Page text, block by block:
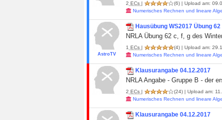
2 ECs | (6) | Upload am:
Numerisches Rechnen und lineare
AstroTV
Hausübung WS2017 Übung 62
NRLA Übung 62 c, f, g des
1 ECs | (4) | Upload am:
Numerisches Rechnen und lineare
Klausurangabe 04.12.2017
NRLA Angabe - Gruppe B - der
2 ECs | (24) | Upload am:
Numerisches Rechnen und lineare
Klausurangabe 04.12.2017